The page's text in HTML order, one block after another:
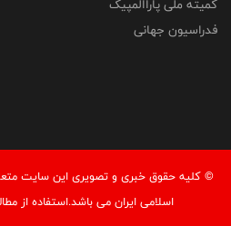
کمیته ملی پاراالمپیک
فدراسیون جهانی
© کليه حقوق خبری و تصويری اين سايت
اسلامی ایران می باشد.استفاده از